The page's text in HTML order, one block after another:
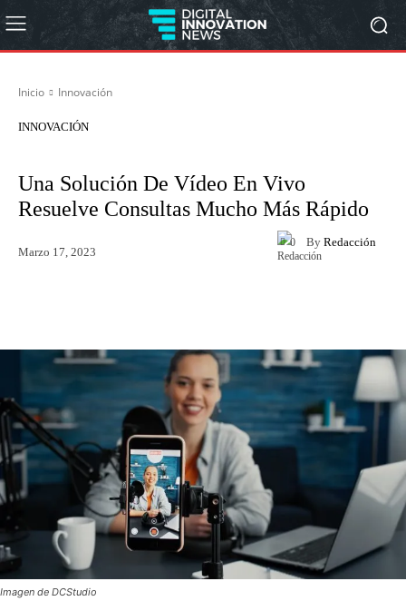
Inicio Innovación
INNOVACIÓN
Una Solución De Vídeo En Vivo
Resuelve Consultas Mucho Más Rápido
By Redacción
Marzo 17, 2023
0
Imagen de DCStudio